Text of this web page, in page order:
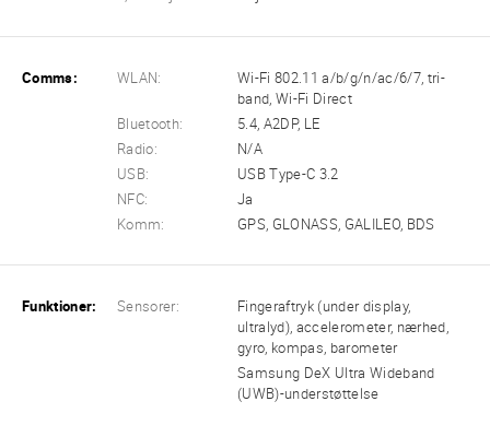
Comms: WLAN:
Wi-Fi 802.11 a/b/g/n/ac/6/7, tri-
band, Wi-Fi Direct
Bluetooth:
5.4, A2DP, LE
Radio:
N/A
USB:
USB Type-C 3.2
NFC:
Ja
Komm:
GPS, GLONASS, GALILEO, BDS
Funktioner: Sensorer:
Fingeraftryk (under display,
ultralyd), accelerometer, nærhed,
gyro, kompas, barometer
Samsung DeX Ultra Wideband
(UWB)-understøttelse